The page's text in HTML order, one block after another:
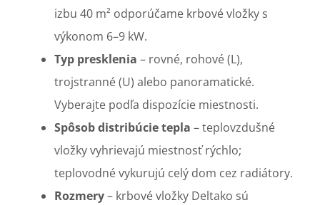
izbu 40 m² odporúčame krbové vložky s
výkonom 6–9 kW.
Typ presklenia – rovné, rohové (L),
trojstranné (U) alebo panoramatické.
Vyberajte podľa dispozície miestnosti.
Spôsob distribúcie tepla – teplovzdušné
vložky vyhrievajú miestnosť rýchlo;
teplovodné vykurujú celý dom cez radiátory.
Rozmery– krbové vložky Deltako sú